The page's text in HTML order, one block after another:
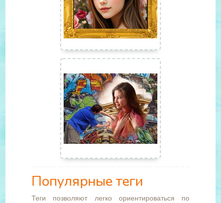
Популярные теги
Теги позволяют легко ориентироваться по